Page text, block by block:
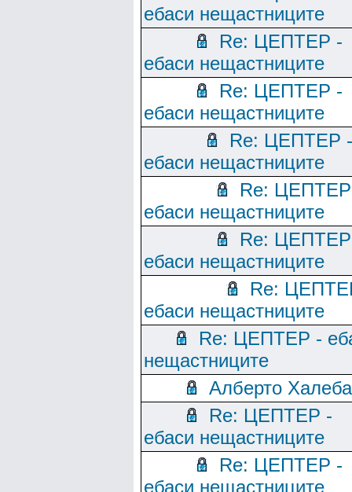
ебаси нещастниците
Re: ЦЕПТЕР -
ебаси нещастниците
Re: ЦЕПТЕР -
ебаси нещастниците
Re: ЦЕПТЕР -
ебаси нещастниците
Re:
ебаси нещастниците
Re:
ебаси нещастниците
Re:
ебаси нещастниците
Re: ЦЕПТЕР -
нещастниците
Алберто Халеба
Re: ЦЕПТЕР -
ебаси нещастниците
Re: ЦЕПТЕР -
ебаси нещастниците